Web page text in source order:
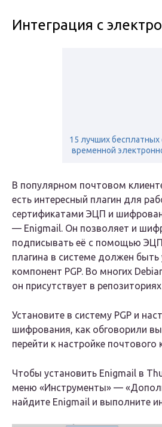
Интеграция с
15 лучших бесплатных
временной
В популярном почтовом
есть интересный плагин для
сертификатами ЭЦП и
— Enigmail. Он позволяет и
подписывать её с помощью
плагина в системе должен быть
компонент PGP. Во многих
он присутствует в
Установите в систему PGP и
шифрования, как обговорили
перейти к настройке почтового
Чтобы установить Enigmail в
меню «Инструменты» —
найдите Enigmail и выполните